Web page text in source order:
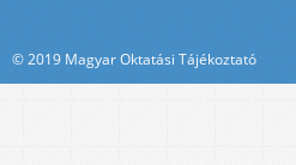
© 2019 Magyar Oktatási Tájékoztató